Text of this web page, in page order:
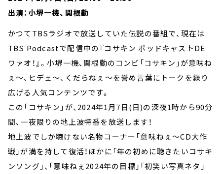
出演：小堺一機、関根勤
かつてTBSラジオで放送していた伝説の番組で、現在は
TBS Podcastで配信中の『コサキン ポッドキャストDE
ワァオ！』。小堺一機、関根勤のコンビ「コサキン」が意味ね
ぇ～、ヒデェ～、くだらねぇ～を誉め言葉にトークを繰り
広げる人気コンテンツです。
この「コサキン」が、2024年1月7日(日)の深夜1時から90分
間、一夜限りの地上波特番を放送します！
地上波でしか聴けない名物コーナー「意味ねぇ～CD大作
戦」が満を持して復活！ほかに「年の初めに聴きたいコサキ
ンソング」、「意味ねぇ2024年の目標」「初笑い写真ネタ」